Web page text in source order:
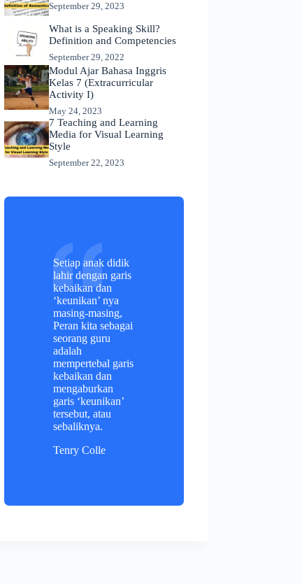
September 29, 2023
What is a Speaking Skill?
Definition and Competencies
September 29, 2022
Modul Ajar Bahasa Inggris
Kelas 7 (Extracurricular
Activity I)
May 24, 2023
7 Teaching and Learning
Media for Visual Learning
Style
September 22, 2023
Setiap anak didik
lahir dengan garis
kebaikan dan
‘keunikan’ nya
masing-masing,
Peran kita sebagai
seorang guru
adalah
mempertebal garis
kebaikan dan
mengaburkan
garis ‘keunikan’
tersebut, atau
sebaliknya.
Tenry Colle